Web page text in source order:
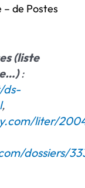
– de Postes
(liste
:
ds-
,
liter/
dossiers/